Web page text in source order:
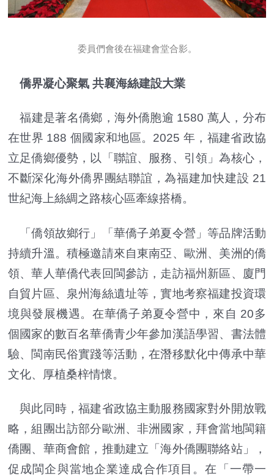
委員們會後在福建會堂合影。
僑界凝心聚氣 共襄海絲建設大業
福建是著名僑鄉，海外僑胞逾 1580 萬人，分布
在世界 188 個國家和地區。2025 年，福建省政協
立足僑鄉優勢，以「聯誼、服務、引領」為核心，
不斷深化海外僑界團結聯誼，為福建加快建設 21
世紀海上絲綢之路核心區牽線搭橋。
「僑領故鄉行」「華僑子弟夏令營」等品牌活動
持續升溫。積極邀請來自東南亞、歐洲、美洲的僑
領、華人華僑代表回閩參訪，走訪福州新區、廈門
自貿片區、泉州海絲遺址等，實地考察福建投資環
境與發展機遇。在華僑子弟夏令營中，來自 20多
個國家的數百名華僑青少年參加漢語學習、書法體
驗、閩南民俗實踐等活動，在潛移默化中傳承中華
文化、厚植桑梓情懷。
與此同時，福建省政協主動服務國家對外開放戰
略，組團出訪部分歐洲、非洲國家，拜會當地閩籍
僑團、華商會館，推動建立「海外僑團聯絡站」，
促成閩企與當地企業達成合作項目。在「一帶一